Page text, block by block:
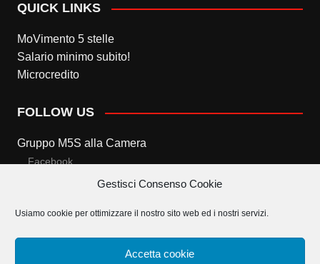
Gestisci Consenso Cookie
Usiamo cookie per ottimizzare il nostro sito web ed i nostri servizi.
Accetta cookie
QUICK LINKS
MoVimento 5 stelle
Salario minimo subito!
Microcredito
FOLLOW US
Gruppo M5S alla Camera
Facebook